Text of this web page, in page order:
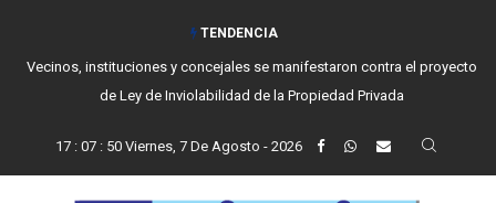
TENDENCIA
Vecinos, instituciones y concejales se manifestaron contra el proyecto
de Ley de Inviolabilidad de la Propiedad Privada
17: 07: 51 Viernes, 7 De Agosto - 2026